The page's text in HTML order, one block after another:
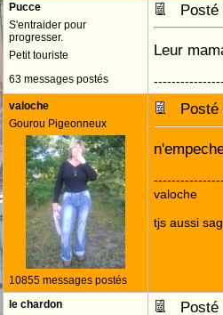
Pucce
S'entraider pour
progresser.
Petit touriste
63 messages postés
Posté
Leur
valoche
Gourou Pigeonneux
10855 messages postés
Posté
valoche
tjs aussi
le chardon
Posté